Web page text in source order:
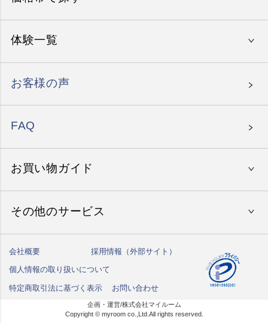
入学祝い
就職祝い
母の日
エグゼタイム パート5
エグゼタイムプラチナム
たびもの撰華
〜15,000円
〜80,000円
〜150,000円
150,001円〜
体験一覧
関東地方の温泉旅館
中部地方の温泉旅館
関西地方の温泉旅館
九州・沖縄の温泉旅館
関東地方のホテル
中部地方のホテル
関西地方のホテル
中国地方のホテル
九州・沖縄のホテル
関東地方でレストラン体験
中国・九州地方でレストラン体験
中部地方でゴルフ体験
中国地方でゴルフ体験
フェイスリフトアップ
お客様の声
FAQ
お買い物ガイド
初めての方へ
送料・お支払い方法
納期について
商品お届けまでの流れ
その他のサービス
ハガキ紛失の方はこちら
しきたりサイト
会社概要 採用情報（外部サイト）
個人情報の取り扱いについて
特定商取引法に基づく表示 お問い合わせ
企画・運営/株式会社マイルーム
Copyright © myroom co.,Ltd.All rights reserved.